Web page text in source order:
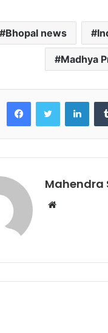
Bhopal news
Madhya
FacebookTwitter
Mahendra
Website